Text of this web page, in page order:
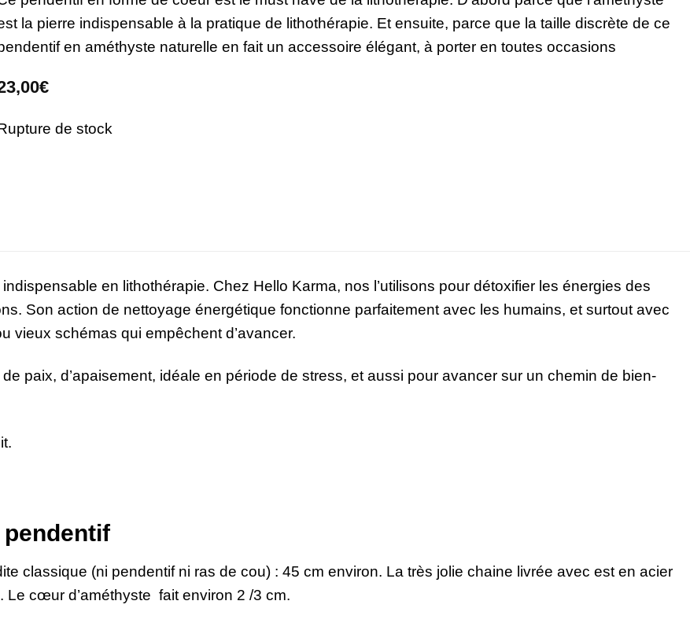
la pierre indispensable à la pratique de lithothérapie. Et ensuite, parce que la taille discrète de ce
en améthyste naturelle en fait un accessoire élégant, à porter en toutes occasions
€
de stock
en lithothérapie. Chez Hello Karma, nos l’utilisons pour détoxifier les énergies des
Son action de nettoyage énergétique fonctionne parfaitement avec les humains, et surtout avec
vieux schémas qui empêchent d’avancer.
de paix, d’apaisement, idéale en période de stress, et aussi pour avancer sur un chemin de bien-
classique (ni pendentif ni ras de cou) : 45 cm environ. La très jolie chaine livrée avec est en acier
Le cœur d’améthyste fait environ 2 /3 cm.